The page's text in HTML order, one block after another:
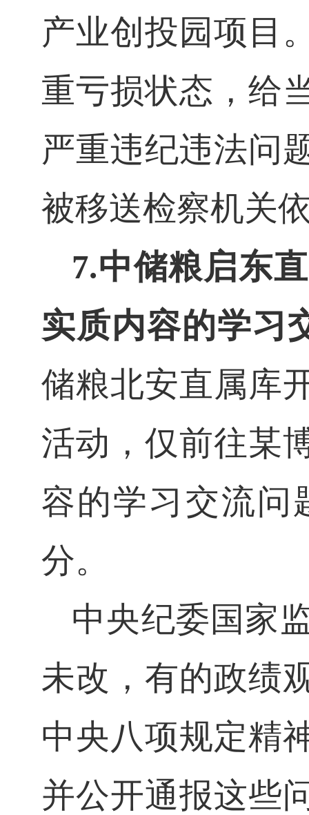
产业创投园项目
重亏损状态，给
严重违纪违法问
被移送检察机关
7.中储粮启东
实质内容的学习
储粮北安直属库
活动，仅前往某
容的学习交流问
分。
中央纪委国家
未改，有的政绩
中央八项规定精
并公开通报这些